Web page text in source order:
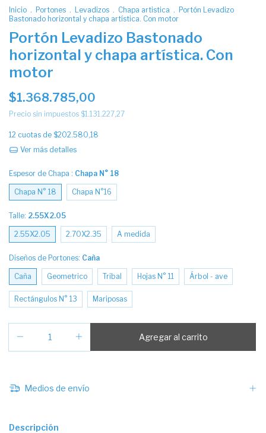
Inicio . Portones . Levadizos . Chapa artistica . Portón Levadizo
Bastonado horizontal y chapa artística. Con motor
Portón Levadizo Bastonado
horizontal y chapa artística. Con
motor
$1.368.785,00
Precio sin impuestos $1.131.227,27
12 cuotas de $202.580,18
Ver más detalles
Espesor de Chapa : Chapa N° 18
Chapa N° 18 Chapa N°16
Talle: 2.55X2.05
2.55X2.05 2.70X2.35 A medida
Diseños de Portones: Caña
Caña Geometrico Tribal Hojas N° 11 Árbol - ave
Rectángulos N° 13 Mariposas
Medios de envío
Descripción